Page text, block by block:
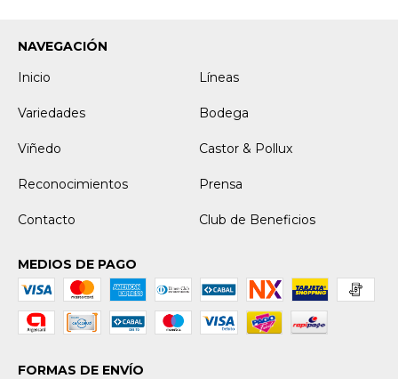
NAVEGACIÓN
Inicio
Líneas
Variedades Bodega
Viñedo Castor & Pollux
Reconocimientos Prensa
Contacto Club de Beneficios
MEDIOS DE PAGO
FORMAS DE ENVÍO